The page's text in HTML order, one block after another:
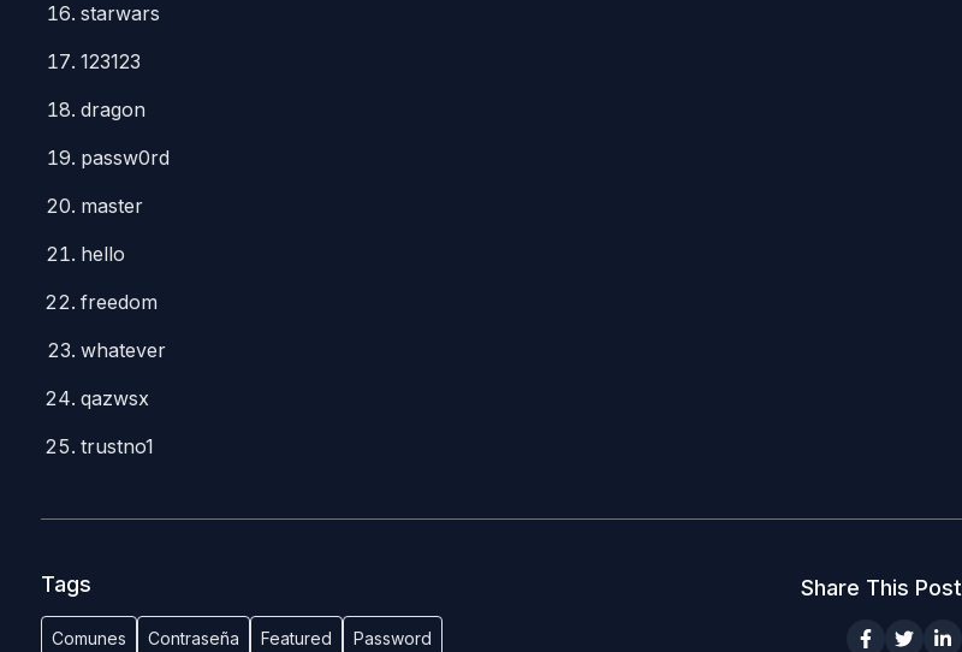
starwars
123123
dragon
passw0rd
master
hello
freedom
whatever
qazwsx
trustno1
Tags
Comunes Contraseña Featured Password
Share This Post